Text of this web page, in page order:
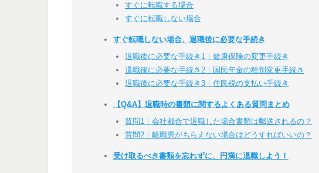
すぐに転職する場合
すぐに転職しない場合
すぐ転職しない場合、退職後に必要な手続き
退職後に必要な手続き1｜健康保険の変更手続き
退職後に必要な手続き2｜国民年金の種別変更手続き
退職後に必要な手続き3｜住民税の支払い手続き
【Q&A】退職時の書類に関するよくある質問まとめ
質問1｜会社都合で退職した場合書類は郵送されるの？
質問2｜離職票がもらえない場合はどうすればいいの？
受け取るべき書類を忘れずに、円満に退職しよう！